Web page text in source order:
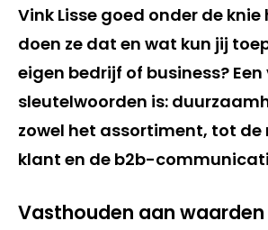
Vink Lisse goed onder de knie
doen ze dat en wat kun jij
eigen bedrijf of business?
sleutelwoorden is:
zowel het assortiment, tot
klant en de b2b-
Vasthouden aan waarden